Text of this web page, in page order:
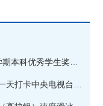
长春理工大学2022—2023年第一学期本科优秀学生奖学金获奖学生名单公示
【媒体理工】重磅！长春理工大学一天打卡中央电视台“朝闻天下”和“焦点访谈”两个栏目